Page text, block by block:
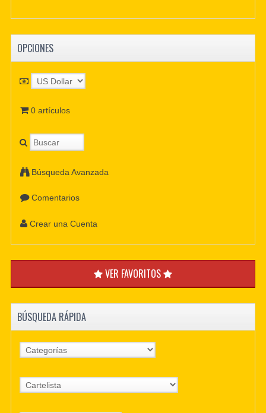
OPCIONES
0 artículos
Búsqueda Avanzada
Comentarios
Crear una Cuenta
VER FAVORITOS
BÚSQUEDA RÁPIDA